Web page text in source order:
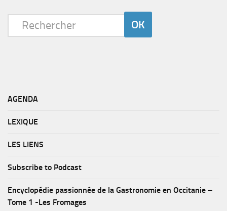
AGENDA
LEXIQUE
LES LIENS
Subscribe to Podcast
Encyclopédie passionnée de la Gastronomie en Occitanie –
Tome 1 -Les Fromages